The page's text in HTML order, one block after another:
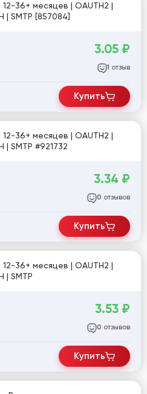
12-36+ месяцев | OAUTH2 |
| SMTP [857084]
3.05 ₽
1 отзыв
Купить
12-36+ месяцев | OAUTH2 |
IMAP | POP3 | GRAPH | SMTP #921732
3.34 ₽
0 отзывов
Купить
12-36+ месяцев | OAUTH2 |
| SMTP
3.53 ₽
0 отзывов
Купить